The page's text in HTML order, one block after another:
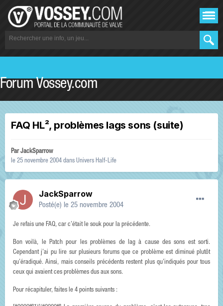
Forum Vossey.com
FAQ HL², problèmes lags sons (suite)
ParJackSparrow
le 25 novembre 2004 dans Univers Half-Life
JackSparrow
Posté(e) le 25 novembre 2004
Je refais une FAQ, car c’était le souk pour la précédente.
Bon voilà, le Patch pour les problèmes de lag à cause des sons est sorti.
Cependant j’ai pu lire sur plusieurs forums que ce problème est diminué plutôt
qu’éradiqué. Ainsi, mais conseils précédents restent plus qu’indiqués pour tous
ceux qui avaient ces problèmes dus aux sons.
Pour récapituler, faites le 4 points suivants :